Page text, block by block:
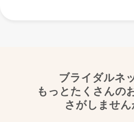
ブライダルネ
もっとたくさんの
さがしません